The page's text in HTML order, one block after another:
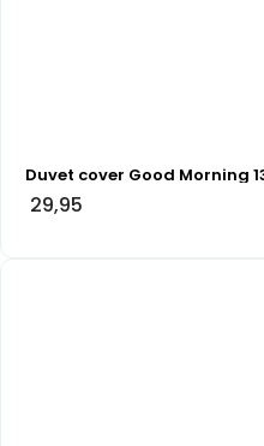
Duvet cover Good Morning
29,95